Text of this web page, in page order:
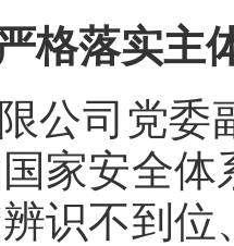
格落实主
公司党委
家安全
识不到